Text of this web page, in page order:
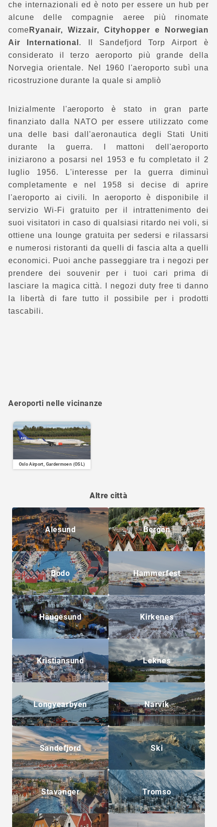
che internazionali ed è noto per essere un hub per
alcune delle compagnie aeree più rinomate
come Ryanair, Wizzair, Cityhopper e Norwegian
Air International .
Il Sandefjord Torp Airport è
considerato il terzo aeroporto più grande della
Norvegia orientale. Nel 1960 l'aeroporto subì una
ricostruzione durante la quale si ampliò
Inizialmente l'aeroporto è stato in gran parte
finanziato dalla NATO per essere utilizzato come
una delle basi dall'aeronautica degli Stati Uniti
durante la guerra. I mattoni dell'aeroporto
iniziarono a posarsi nel 1953 e fu completato il 2
luglio 1956. L'interesse per la guerra diminuì
completamente e nel 1958 si decise di aprire
l'aeroporto ai civili. In aeroporto è disponibile il
servizio Wi-Fi gratuito per il intrattenimento dei
suoi visitatori in caso di qualsiasi ritardo nei voli, si
ottiene una lounge gratuita per sedersi e rilassarsi
e numerosi ristoranti da quelli di fascia alta a quelli
economici. Puoi anche passeggiare tra i negozi per
prendere dei souvenir per i tuoi cari prima di
lasciare la magica città. I negozi duty free ti danno
la libertà di fare tutto il possibile per i prodotti
tascabili.
Aeroporti nelle vicinanze
Oslo Airport, Gardermoen (OSL)
Altre città
Alesund Bergen
Bodo Hammerfest
Haugesund Kirkenes
Kristiansund Leknes
Longyearbyen Narvik
Sandefjord Ski
Stavanger Tromso